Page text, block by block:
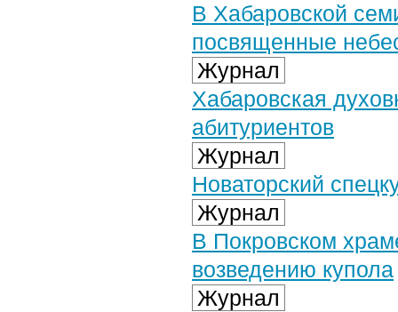
В Хабаровской
посвященные
Журнал
Хабаровская
абитуриентов
Журнал
Новаторский
Журнал
В Покровском
возведению купола
Журнал